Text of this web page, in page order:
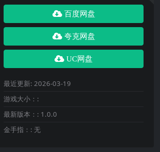
百度网盘
夸克网盘
UC网盘
最近更新: 2026-03-19
游戏大小：:
最新版本：: 1.0.0
金手指：: 无